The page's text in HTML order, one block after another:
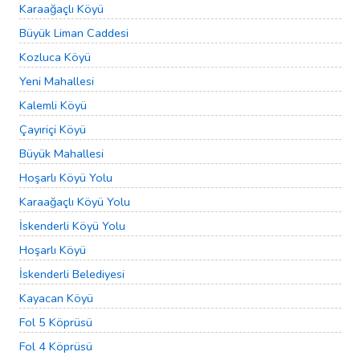
Karaağaçlı Köyü
Büyük Liman Caddesi
Kozluca Köyü
Yeni Mahallesi
Kalemli Köyü
Çayıriçi Köyü
Büyük Mahallesi
Hoşarlı Köyü Yolu
Karaağaçlı Köyü Yolu
İskenderli Köyü Yolu
Hoşarlı Köyü
İskenderli Belediyesi
Kayacan Köyü
Fol 5 Köprüsü
Fol 4 Köprüsü